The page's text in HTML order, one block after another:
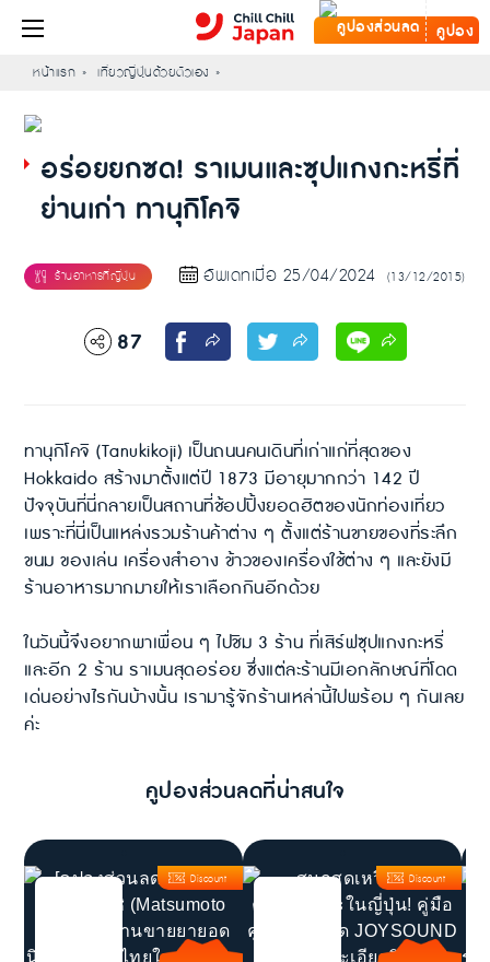
คูปอง
หน้าแรก เที่ยวญี่ปุ่นด้วยตัวเอง
อร่อยยกซด! ราเมนและซุปแกงกะหรี่ที่
ย่านเก่า ทานุกิโคจิ
อัพเดทเมื่อ 25/04/2024 (13/12/2015)
87
ทานุกิโคจิ (Tanukikoji) เป็นถนนคนเดินที่เก่าแก่ที่สุดของ
Hokkaido สร้างมาตั้งแต่ปี 1873 มีอายุมากกว่า 142 ปี
ปัจจุบันที่นี่กลายเป็นสถานที่ช้อปปิ้งยอดฮิตของนักท่องเที่ยว
เพราะที่นี่เป็นแหล่งรวมร้านค้าต่าง ๆ ตั้งแต่ร้านขายของที่ระลึก
ขนม ของเล่น เครื่องสำอาง ข้าวของเครื่องใช้ต่าง ๆ และยังมี
ร้านอาหารมากมายให้เราเลือกกินอีกด้วย
ในวันนี้จึงอยากพาเพื่อน ๆ ไปชิม 3 ร้าน ที่เสิร์ฟซุปแกงกะหรี่
และอีก 2 ร้าน ราเมนสุดอร่อย ซึ่งแต่ละร้านมีเอกลักษณ์ที่โดด
เด่นอย่างไรกันบ้างนั้น เรามารู้จักร้านเหล่านี้ไปพร้อม ๆ กันเลย
ค่ะ
คูปองส่วนลดที่น่าสนใจ
Discount Discount